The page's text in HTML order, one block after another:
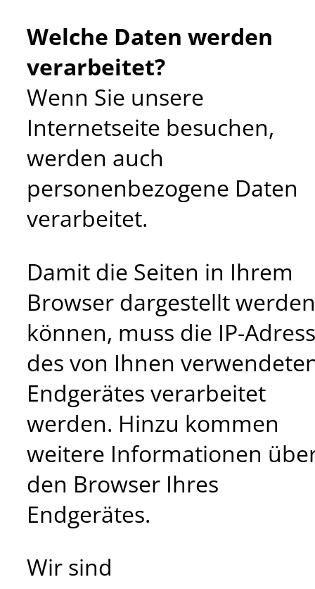
Welche Daten werden
verarbeitet?
Wenn Sie unsere
Internetseite besuchen,
werden auch
personenbezogene Daten
verarbeitet.
Damit die Seiten in Ihrem
Browser dargestellt werden
können, muss die IP-
des von Ihnen
Endgerätes verarbeitet
werden. Hinzu kommen
weitere Informationen
den Browser Ihres
Endgerätes.
Wir sind